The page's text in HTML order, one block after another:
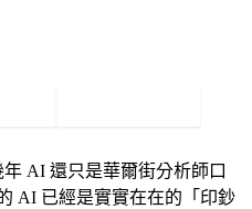
AI 還只是華爾街分析師口
AI 已經是實實在在的「印鈔